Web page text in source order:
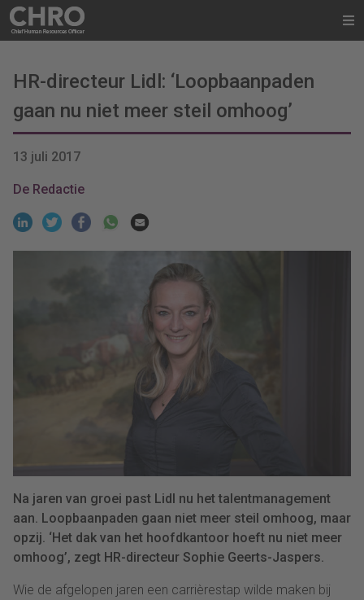
HR-directeur Lidl: ‘Loopbaanpaden
gaan nu niet meer steil omhoog’
13 juli 2017
De Redactie
Na jaren van groei past Lidl nu het talentmanagement
aan. Loopbaanpaden gaan niet meer steil omhoog, maar
opzij. ‘Het dak van het hoofdkantoor hoeft nu niet meer
omhoog’, zegt HR-directeur Sophie Geerts-Jaspers.
Wie de afgelopen jaren een carrièrestap wilde maken bij